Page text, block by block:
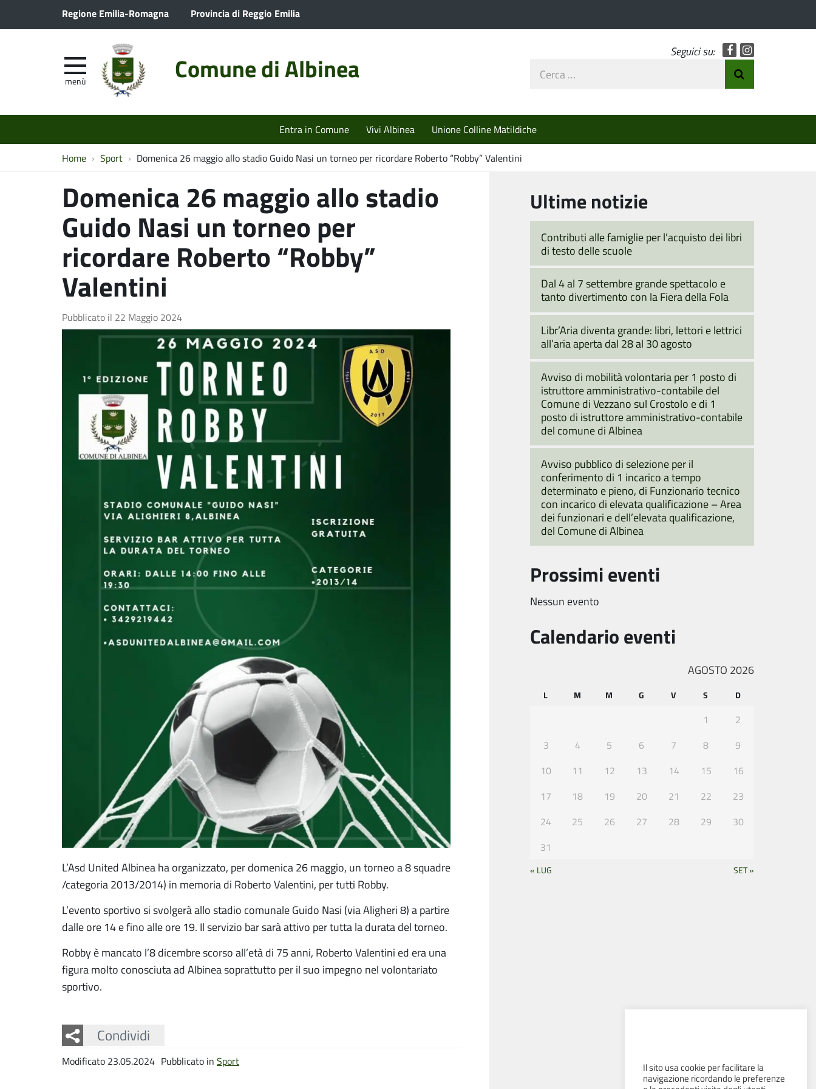
Regione Emilia-Romagna Provincia di Reggio Emilia
Comune di Albinea
menù
Seguici su: Facebook
Cerca
Entra in Comune Vivi Albinea Unione Colline Matildiche
Home Sport Domenica 26 maggio allo stadio Guido Nasi un torneo per ricordare Roberto “Robby” Valentini
Domenica 26 maggio allo stadio
Guido Nasi un torneo per
ricordare Roberto “Robby”
Valentini
Pubblicato il 22 Maggio 2024
L’Asd United Albinea ha organizzato, per domenica 26 maggio, un torneo a 8 squadre
/categoria 2013/2014) in memoria di Roberto Valentini, per tutti Robby.
L’evento sportivo si svolgerà allo stadio comunale Guido Nasi (via Aligheri 8) a partire
dalle ore 14 e fino alle ore 19. Il servizio bar sarà attivo per tutta la durata del torneo.
Robby è mancato l’8 dicembre scorso all’età di 75 anni, Roberto Valentini ed era una
figura molto conosciuta ad Albinea soprattutto per il suo impegno nel volontariato
sportivo.
Condividi
Facebook
Twitter
Whatsapp
Modificato 23.05.2024 Pubblicato in Sport
Ultime notizie
Contributi alle famiglie per l’acquisto dei libri
di testo delle scuole
Dal 4 al 7 settembre grande spettacolo e
tanto divertimento con la Fiera della Fola
Libr’Aria diventa grande: libri, lettori e lettrici
all’aria aperta dal 28 al 30 agosto
Avviso di mobilità volontaria per 1 posto di
istruttore amministrativo-contabile del
Comune di Vezzano sul Crostolo e di 1
posto di istruttore amministrativo-contabile
del comune di Albinea
Avviso pubblico di selezione per il
conferimento di 1 incarico a tempo
determinato e pieno, di Funzionario tecnico
con incarico di elevata qualificazione – Area
dei funzionari e dell’elevata qualificazione,
del Comune di Albinea
Prossimi eventi
Nessun evento
Calendario eventi
AGOSTO 2026
L M M G V S D
1
2
3
4 5 6 7 8
9
10
11 12 13 14 15
16
17
18 19 20 21 22
23
24
25 26 27 28 29
30
31
« LUG SET »
Il sito usa cookie per facilitare la
navigazione ricordando le preferenze